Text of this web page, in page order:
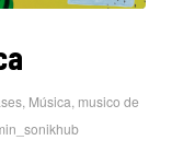
, Música, musico de